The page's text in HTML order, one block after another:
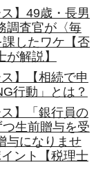
】49歳・長男
調査官が〈毎
したワケ【否
解説】
】【相続で申
行動」とは？
】「銀行員の
生前贈与を受
与になりませ
ント【税理士